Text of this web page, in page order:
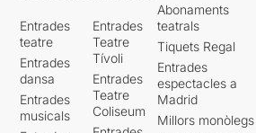
Entrades
teatre
Entrades
dansa
Entrades
musicals
Entrades
Teatre
Tívoli
Entrades
Teatre
Coliseum
Abonaments
teatrals
Tiquets Regal
Entrades
espectacles a
Madrid
Millors monòlegs